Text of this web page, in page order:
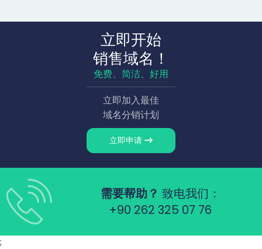
立即开始
销售域名！
免费、简洁、好用
立即加入最佳
域名分销计划
立即申请
需要帮助？ 致电我们：
+90 262 325 07 76
;